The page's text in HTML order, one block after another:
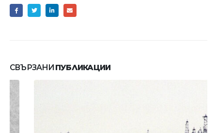
СВЪРЗАНИ ПУБЛИКАЦИИ